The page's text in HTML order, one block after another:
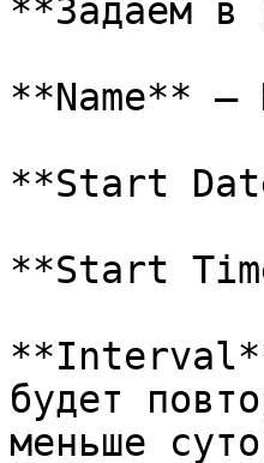
**Задаем в
**Name** —
**Start
**Start
**Interval**
будет
меньше